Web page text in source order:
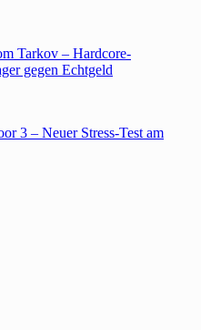
Tarkov – Hardcore-
gegen Echtgeld
3 – Neuer Stress-Test am